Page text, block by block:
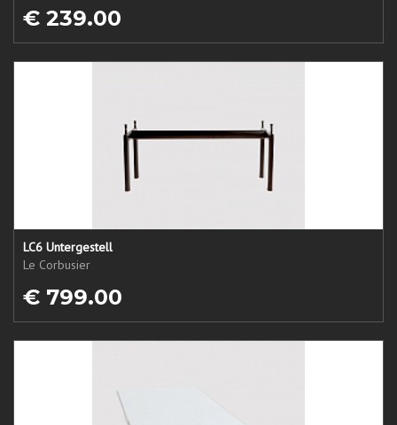
€ 239.00
LC6 Untergestell
Le Corbusier
€ 799.00